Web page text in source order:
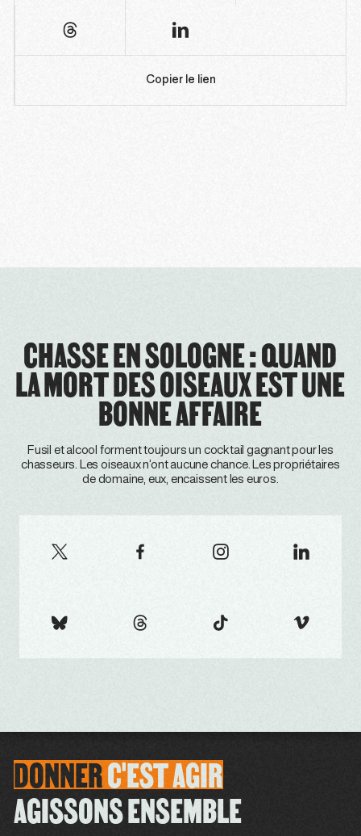
Copier le lien
CHASSE EN SOLOGNE : QUAND
LA MORT DES OISEAUX EST UNE
BONNE AFFAIRE
Fusil et alcool forment toujours un cocktail gagnant pour les
chasseurs. Les oiseaux n’ont aucune chance. Les propriétaires
de domaine, eux, encaissent les euros.
DONNERC'ESTAGIR
AGISSONS ENSEMBLE